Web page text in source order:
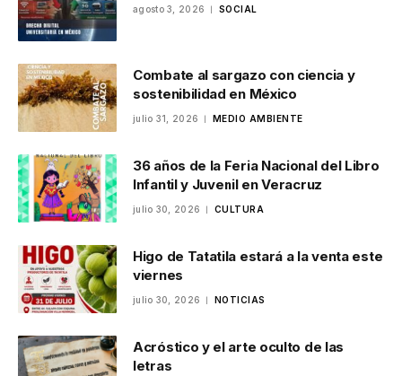
agosto 3, 2026 SOCIAL
Combate al sargazo con ciencia y
sostenibilidad en México
julio 31, 2026 MEDIO AMBIENTE
36 años de la Feria Nacional del Libro
Infantil y Juvenil en Veracruz
julio 30, 2026 CULTURA
Higo de Tatatila estará a la venta este
viernes
julio 30, 2026 NOTICIAS
Acróstico y el arte oculto de las
letras